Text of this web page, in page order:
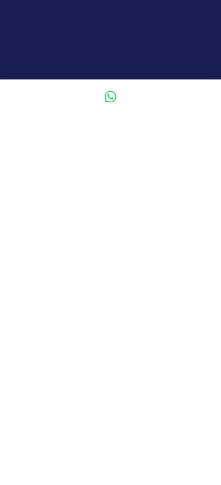
Director: Oliver Hermanus.
Elenco: Paul Mescal, Josh O´Connor,